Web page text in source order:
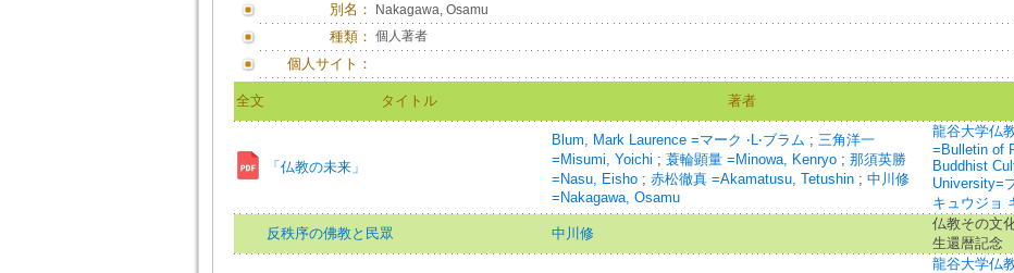
別名： Nakagawa, Osamu
種類： 個人著者
個人サイト：
全文 タイトル 著者
「仏教の未来」
Blum, Mark Laurence =マーク ‧L‧ブラム ; 三角洋一
=Misumi, Yoichi ; 蓑輪顕量 =Minowa, Kenryo ; 那須英勝
=Nasu, Eisho ; 赤松徹真 =Akamatusu, Tetushin ; 中川修
=Nakagawa, Osamu
龍谷大学仏
=Bulletin of
Buddhist
University=
キュウジョ
反秩序の佛教と民眾 中川修
仏教その文
生還暦記念
龍谷大学仏